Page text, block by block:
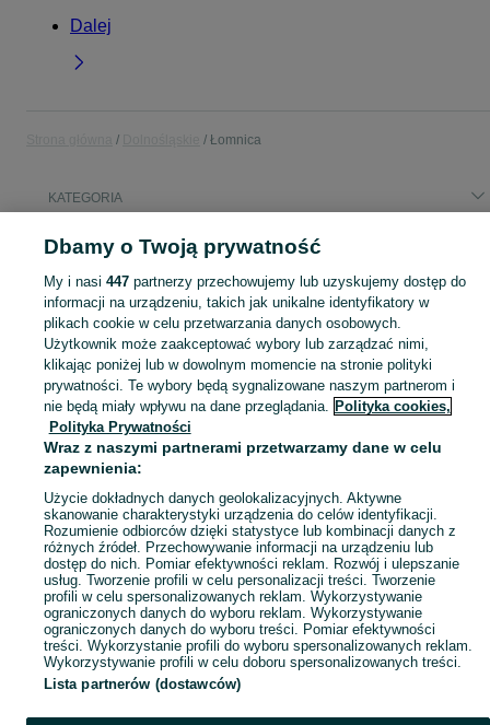
Dalej
Łomnica
KATEGORIA
Popularne wyszukiwania
praca jeleniogórska dom ford mondeo pellet
Skorzystaj z największego serwisu ogłoszeniowego - Łomnica i okolice! Kupuj to, czego pragniesz i sprzedawaj to, czego już nie potrzebujesz! Zobacz
Mapa kategorii
Mapa miejscowości
Mapa ministron
Popularne wyszukiwania
Dbamy o Twoją prywatność
My i nasi 447partnerzy przechowujemy lub uzyskujemy dostęp do
informacji na urządzeniu, takich jak unikalne identyfikatory w
plikach cookie w celu przetwarzania danych osobowych.
Użytkownik może zaakceptować wybory lub zarządzać nimi,
klikając poniżej lub w dowolnym momencie na stronie polityki
prywatności. Te wybory będą sygnalizowane naszym partnerom i
nie będą miały wpływu na dane przeglądania. Polityka cookies,
Polityka Prywatności
Wraz z naszymi partnerami przetwarzamy dane w celu
zapewnienia:
Użycie dokładnych danych geolokalizacyjnych. Aktywne
skanowanie charakterystyki urządzenia do celów identyfikacji.
Rozumienie odbiorców dzięki statystyce lub kombinacji danych z
różnych źródeł. Przechowywanie informacji na urządzeniu lub
dostęp do nich. Pomiar efektywności reklam. Rozwój i ulepszanie
usług. Tworzenie profili w celu personalizacji treści. Tworzenie
profili w celu spersonalizowanych reklam. Wykorzystywanie
ograniczonych danych do wyboru reklam. Wykorzystywanie
ograniczonych danych do wyboru treści. Pomiar efektywności
treści. Wykorzystanie profili do wyboru spersonalizowanych reklam.
Wykorzystywanie profili w celu doboru spersonalizowanych treści.
Lista partnerów (dostawców)